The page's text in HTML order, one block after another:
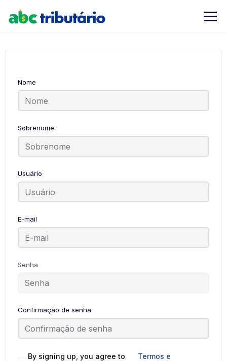
content
Nome
Sobrenome
Usuário
E-mail
Senha
Confirmação de senha
By signing up, you agree to
Termos e